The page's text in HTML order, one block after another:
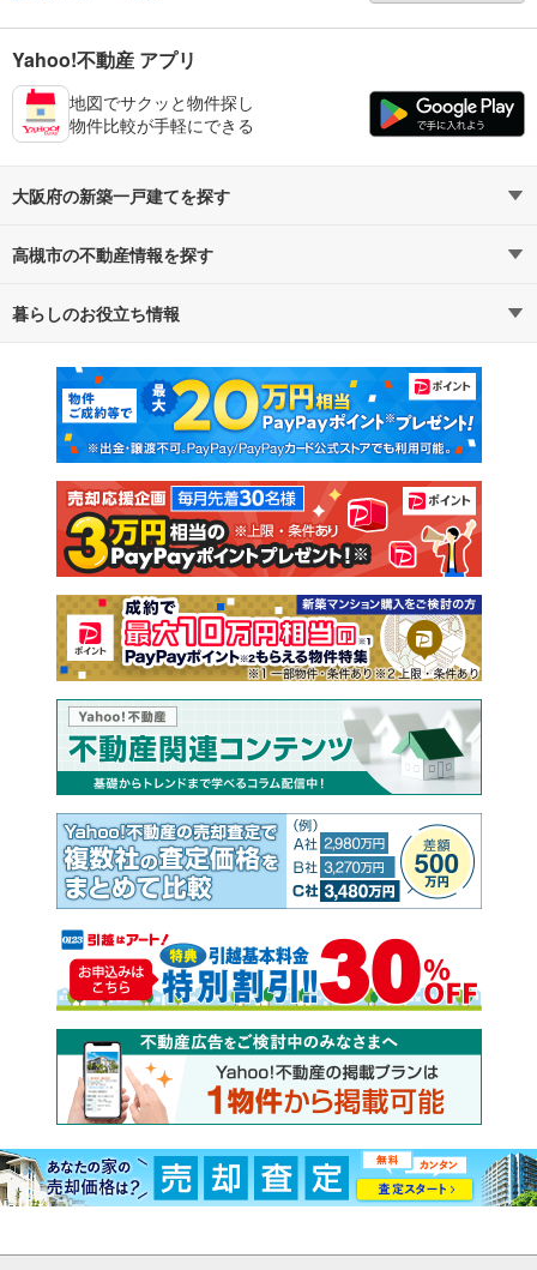
Yahoo!不動産 アプリ
地図でサクッと物件探し
物件比較が手軽にできる
大阪府の新築一戸建てを探す
路線・駅から探す
通勤・通学時間から探す
高槻市の不動産情報を探す
不動産・住宅
新築マンション 中古マンション
新築一戸建て 中古一戸建て
注文住宅 土地
売却査定
暮らしのお役立ち情報
マンションカタログ 教えて！住まいの先生